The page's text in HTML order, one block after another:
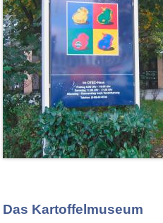
Das Kartoffelmuseum